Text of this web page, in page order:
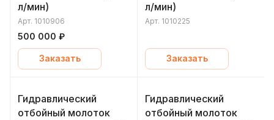
л/мин)
Арт. 1010906
500 000 ₽
Заказать
л/мин)
Арт. 1010225
Заказать
Гидравлический
отбойный молоток
Гидравлический
отбойный молоток